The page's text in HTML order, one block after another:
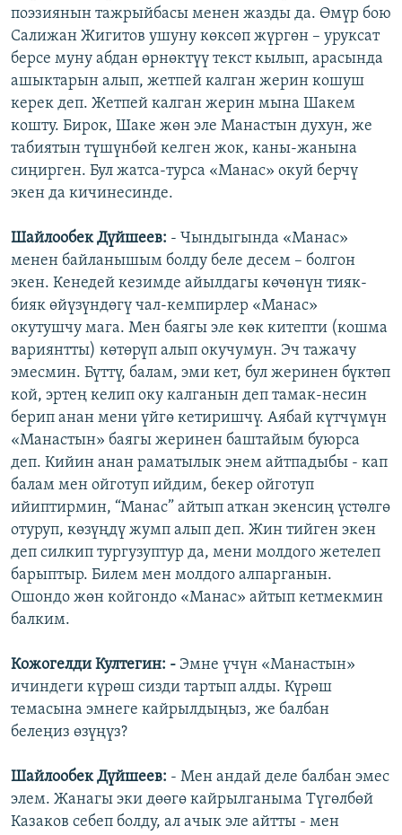
поэзиянын тажрыйбасы менен жазды да. Өмүр бою
Салижан Жигитов ушуну көксөп жүргөн – уруксат
берсе муну абдан өрнөктүү текст кылып, арасында
ашыктарын алып, жетпей калган жерин кошуш
керек деп. Жетпей калган жерин мына Шакем
кошту. Бирок, Шаке жөн эле Манастын духун, же
табиятын түшүнбөй келген жок, каны-жанына
сиңирген. Бул жатса-турса «Манас» окуй берчү
экен да кичинесинде.
Шайлообек Дүйшеев: - Чындыгында «Манас»
менен байланышым болду беле десем – болгон
экен. Кенедей кезимде айылдагы көчөнүн тияк-
бияк өйүзүндөгү чал-кемпирлер «Манас»
окутушчу мага. Мен баягы эле көк китепти (кошма
вариянтты) көтөрүп алып окучумун. Эч тажачу
эмесмин. Бүттү, балам, эми кет, бул жеринен бүктөп
кой, эртең келип оку калганын деп тамак-несин
берип анан мени үйгө кетиришчү. Аябай күтчүмүн
«Манастын» баягы жеринен баштайым буюрса
деп. Кийин анан раматылык энем айтпадыбы - кап
балам мен ойготуп ийдим, бекер ойготуп
ийиптирмин, “Манас” айтып аткан экенсиң үстөлгө
отуруп, көзүңдү жумп алып деп. Жин тийген экен
деп силкип тургузуптур да, мени молдого жетелеп
барыптыр. Билем мен молдого алпарганын.
Ошондо жөн койгондо «Манас» айтып кетмекмин
балким.
Кожогелди Култегин: - Эмне үчүн «Манастын»
ичиндеги күрөш сизди тартып алды. Күрөш
темасына эмнеге кайрылдыңыз, же балбан
белеңиз өзүңүз?
Шайлообек Дүйшеев: - Мен андай деле балбан эмес
элем. Жанагы эки дөөгө кайрылганыма Түгөлбөй
Казаков себеп болду, ал ачык эле айтты - мен